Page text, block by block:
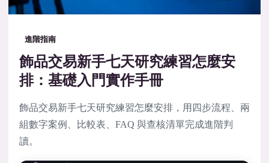
進階指南
飾品交易新手七天研究練習怎麼安
排：基礎入門實作手冊
飾品交易新手七天研究練習怎麼安排，用四步流程、兩
組數字案例、比較表、FAQ 與查核清單完成進階判
讀。